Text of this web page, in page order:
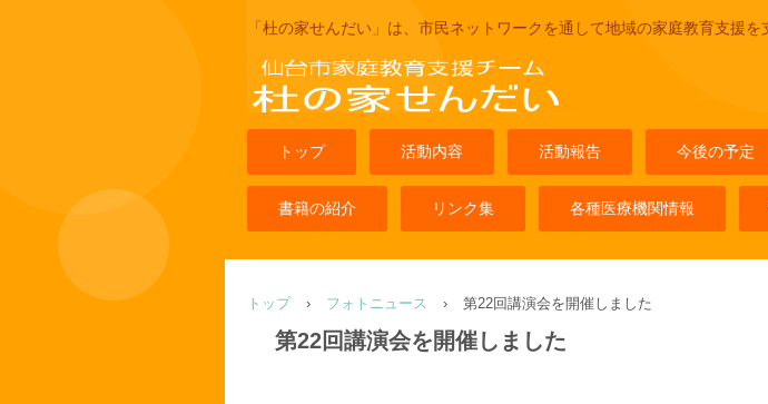
「杜の家せんだい」は、市民ネットワークを通して地域の家庭教育支援を
トップ 活動内容 活動報告 今後の予定
書籍の紹介 リンク集 各種医療機関情報
トップ › フォトニュース › 第22回講演会を開催しました
第22回講演会を開催しました